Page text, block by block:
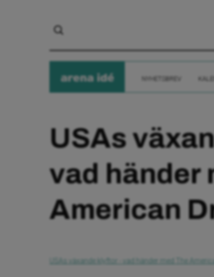
arenaide
USAs
vad händer
American
USAs växande klyftor - vad händer med The